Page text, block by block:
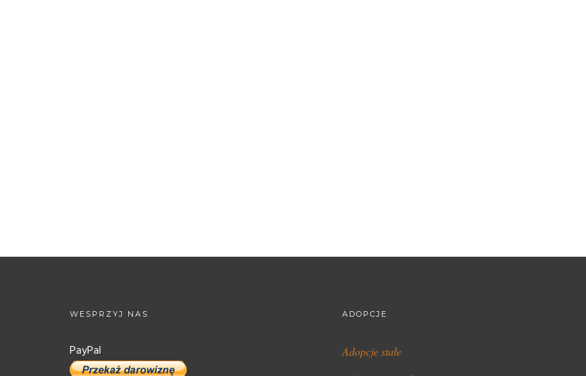
WESPRZYJ NAS
PayPal
ADOPCJE
Adopcje stałe